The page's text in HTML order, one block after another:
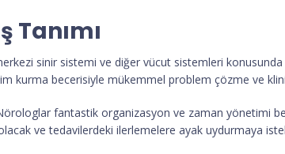
Tanımı
sinir sistemi ve diğer vücut sistemleri
kurma becerisiyle mükemmel problem çözme ve
fantastik organizasyon ve zaman yönetimi
ve tedavilerdeki ilerlemelere ayak uydurmaya